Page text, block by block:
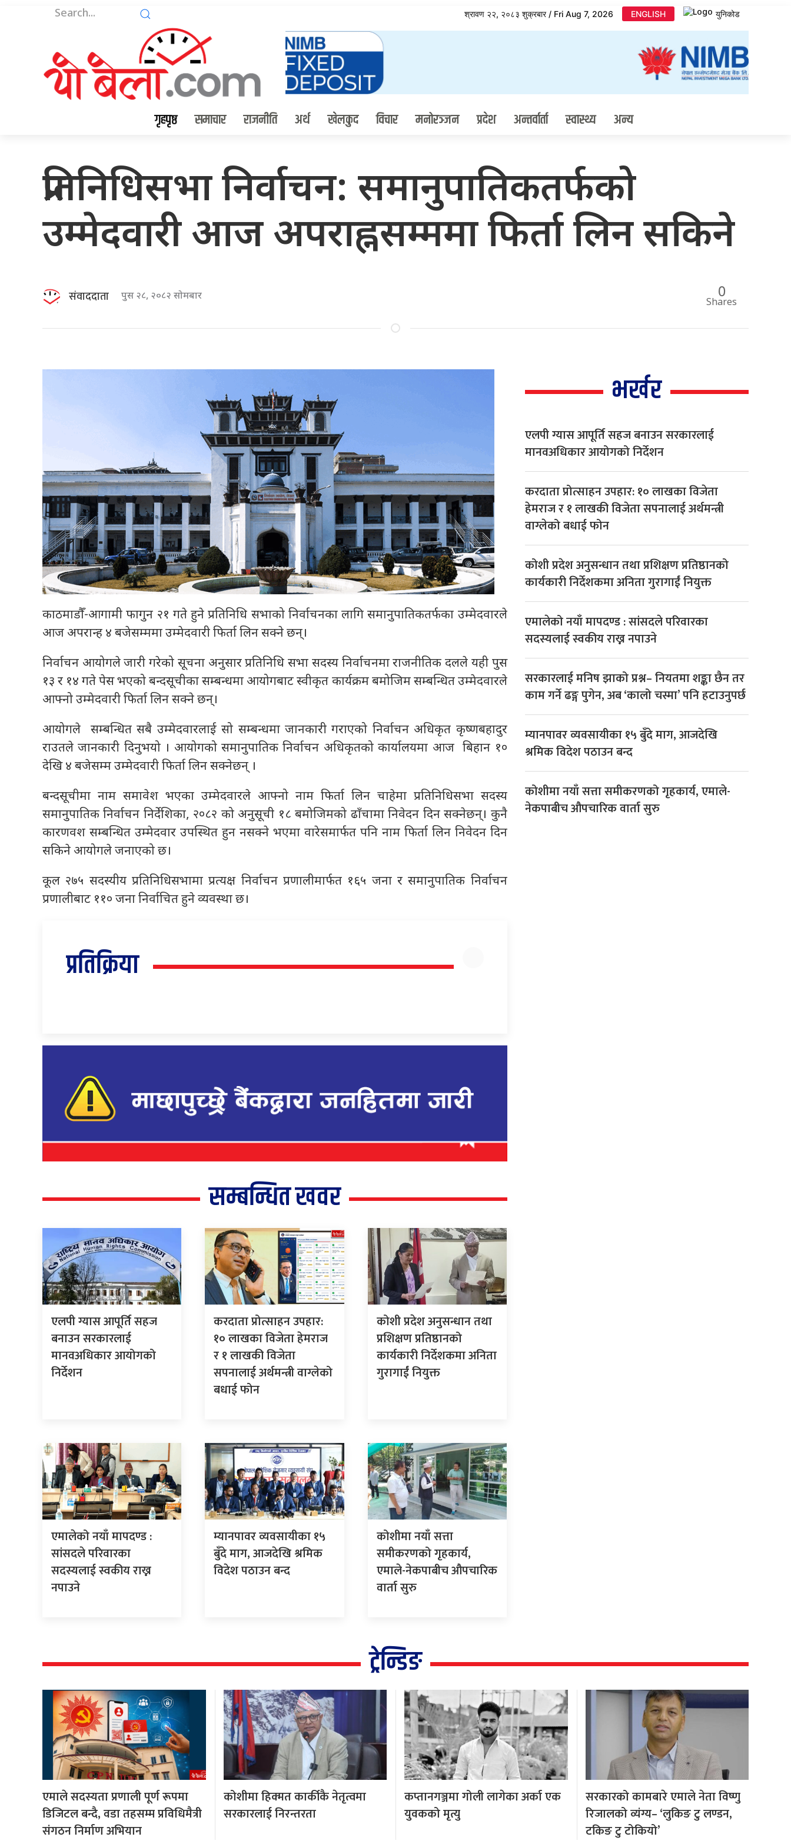
श्रावण २२, २०८३ शुक्रबार / Fri Aug 7, 2026 ENGLISH युनिकोड
गृहपृष्ठ समाचार राजनीति अर्थ खेलकुद विचार मनोरञ्जन प्रदेश अन्तर्वार्ता स्वास्थ्य अन्य
प्रतिनिधिसभा निर्वाचन: समानुपातिकतर्फको
उम्मेदवारी आज अपराह्नसम्ममा फिर्ता लिन सकिने
संवाददाता पुस २८, २०८२ सोमबार 0
Shares
काठमाडौँ-आगामी फागुन २१ गते हुने प्रतिनिधि सभाको निर्वाचनका लागि समानुपातिकतर्फका उम्मेदवारले
आज अपरान्ह ४ बजेसम्ममा उम्मेदवारी फिर्ता लिन सक्ने छन्।
निर्वाचन आयोगले जारी गरेको सूचना अनुसार प्रतिनिधि सभा सदस्य निर्वाचनमा राजनीतिक दलले यही पुस
१३ र १४ गते पेस भएको बन्दसूचीका सम्बन्धमा आयोगबाट स्वीकृत कार्यक्रम बमोजिम सम्बन्धित उम्मेदवारले
आफ्नो उम्मेदवारी फिर्ता लिन सक्ने छन्।
आयोगले सम्बन्धित सबै उम्मेदवारलाई सो सम्बन्धमा जानकारी गराएको निर्वाचन अधिकृत कृष्णबहादुर
राउतले जानकारी दिनुभयो । आयोगको समानुपातिक निर्वाचन अधिकृतको कार्यालयमा आज बिहान १०
देखि ४ बजेसम्म उम्मेदवारी फिर्ता लिन सक्नेछन् ।
बन्दसूचीमा नाम समावेश भएका उम्मेदवारले आफ्नो नाम फिर्ता लिन चाहेमा प्रतिनिधिसभा सदस्य
समानुपातिक निर्वाचन निर्देशिका, २०८२ को अनुसूची १८ बमोजिमको ढाँचामा निवेदन दिन सक्नेछन्। कुनै
कारणवश सम्बन्धित उम्मेदवार उपस्थित हुन नसक्ने भएमा वारेसमार्फत पनि नाम फिर्ता लिन निवेदन दिन
सकिने आयोगले जनाएको छ।
कूल २७५ सदस्यीय प्रतिनिधिसभामा प्रत्यक्ष निर्वाचन प्रणालीमार्फत १६५ जना र समानुपातिक निर्वाचन
प्रणालीबाट ११० जना निर्वाचित हुने व्यवस्था छ।
प्रतिक्रिया
सम्बन्धित खवर
एलपी ग्यास आपूर्ति सहज
बनाउन सरकारलाई
मानवअधिकार आयोगको
निर्देशन
करदाता प्रोत्साहन उपहार:
१० लाखका विजेता हेमराज
र १ लाखकी विजेता
सपनालाई अर्थमन्त्री वाग्लेको
बधाई फोन
कोशी प्रदेश अनुसन्धान तथा
प्रशिक्षण प्रतिष्ठानको
कार्यकारी निर्देशकमा अनिता
गुरागाईं नियुक्त
एमालेको नयाँ मापदण्ड :
सांसदले परिवारका
सदस्यलाई स्वकीय राख्न
नपाउने
म्यानपावर व्यवसायीका १५
बुँदे माग, आजदेखि श्रमिक
विदेश पठाउन बन्द
कोशीमा नयाँ सत्ता
समीकरणको गृहकार्य,
एमाले-नेकपाबीच औपचारिक
वार्ता सुरु
भर्खर
एलपी ग्यास आपूर्ति सहज बनाउन सरकारलाई
मानवअधिकार आयोगको निर्देशन
करदाता प्रोत्साहन उपहार: १० लाखका विजेता
हेमराज र १ लाखकी विजेता सपनालाई अर्थमन्त्री
वाग्लेको बधाई फोन
कोशी प्रदेश अनुसन्धान तथा प्रशिक्षण प्रतिष्ठानको
कार्यकारी निर्देशकमा अनिता गुरागाईं नियुक्त
एमालेको नयाँ मापदण्ड : सांसदले परिवारका
सदस्यलाई स्वकीय राख्न नपाउने
सरकारलाई मनिष झाको प्रश्न– नियतमा शङ्का छैन तर
काम गर्ने ढङ्ग पुगेन, अब ‘कालो चस्मा’ पनि हटाउनुपर्छ
म्यानपावर व्यवसायीका १५ बुँदे माग, आजदेखि
श्रमिक विदेश पठाउन बन्द
कोशीमा नयाँ सत्ता समीकरणको गृहकार्य, एमाले-
नेकपाबीच औपचारिक वार्ता सुरु
ट्रेन्डिङ
एमाले सदस्यता प्रणाली पूर्ण रूपमा
डिजिटल बन्दै, वडा तहसम्म प्रविधिमैत्री
संगठन निर्माण अभियान
कोशीमा हिक्मत कार्कीकै नेतृत्वमा
सरकारलाई निरन्तरता
कप्तानगञ्जमा गोली लागेका अर्का एक
युवकको मृत्यु
सरकारको कामबारे एमाले नेता विष्णु
रिजालको व्यंग्य– ‘लुकिङ टु लण्डन,
टकिङ टु टोकियो’